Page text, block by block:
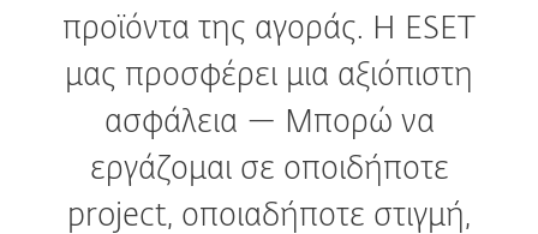
προϊόντα της αγοράς. Η ESET
μας προσφέρει μια αξιόπιστη
ασφάλεια — Μπορώ να
εργάζομαι σε οποιδήποτε
project, οποιαδήποτε στιγμή,